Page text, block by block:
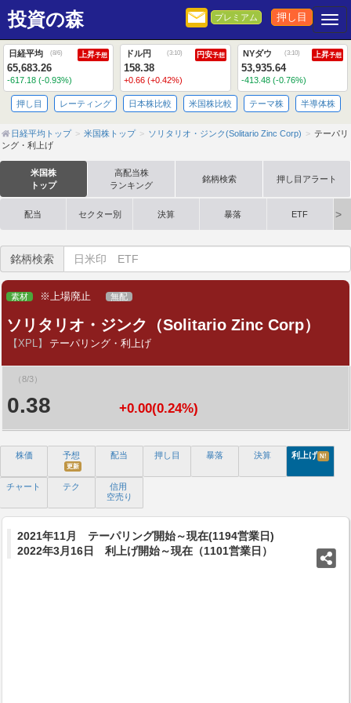
投資の森 プレミアム 押し目
日経平均 (8/6) 上昇予想
65,683.26
-617.18 (-0.93%)
ドル円 (3:10) 円安予想
158.38
+0.66 (+0.42%)
NYダウ (3:10) 上昇予想
53,935.64
-413.48 (-0.76%)
押し目 レーティング 日本株比較 米国株比較 テーマ株 半導体株
日経平均トップ 米国株トップ ソリタリオ・ジンク(Solitario Zinc Corp)
テーパリ
ング・利上げ
米国株
トップ
高配当株
ランキング
銘柄検索 押し目アラート
配当 セクター別 決算 暴落 ETF
銘柄検索
素材 ※上場廃止 無配
ソリタリオ・ジンク（Solitario Zinc Corp）
【XPL】 テーパリング・利上げ
（8/3）
0.38 +0.00(0.24%)
株価 予想
更新
配当 押し目 暴落 決算 利上げ N!
チャート テク
信用
空売り
2021年11月 テーパリング開始～現在(1194営業日)
2022年3月16日 利上げ開始～現在（1101営業日）